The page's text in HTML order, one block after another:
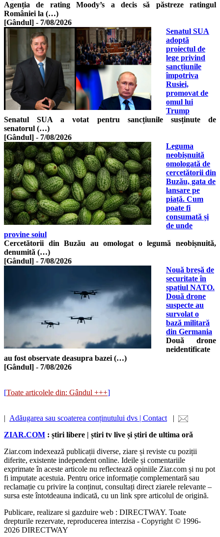
Agenția de rating Moody’s a decis să păstreze ratingul
României la (…)
[Gândul] - 7/08/2026
Senatul SUA
adoptă
proiectul de
lege privind
sancțiunile
împotriva
Rusiei,
promovat de
omul lui
Trump
Senatul SUA a votat pentru sancțiunile susținute de
senatorul (…)
[Gândul] - 7/08/2026
Leguma
neobișnuită
omologată de
cercetătorii din
Buzău, gata de
lansare pe
piață. Cum
poate fi
consumată și
de unde
provine soiul
Cercetătorii din Buzău au omologat o legumă neobișnuită,
denumită (…)
[Gândul] - 7/08/2026
Nouă breșă de
securitate în
spațiul NATO.
Două drone
suspecte au
survolat o
bază militară
din Germania
Două drone
neidentificate
au fost observate deasupra bazei (…)
[Gândul] - 7/08/2026
[Toate articolele din: Gândul +++]
| Adăugarea sau scoaterea conținutului dvs | Contact |
ZIAR.COM : știri libere | știri tv live și știri de ultima oră
Ziar.com indexează publicații diverse, ziare și reviste cu poziții
diferite, existente independent online. Ideile și comentariile
exprimate în aceste articole nu reflectează opiniile Ziar.com și nu pot
fi imputate acestuia. Pentru orice informație complementară sau
reclamație cu privire la conținut, consultați direct ziarele relevante –
sursa este întotdeauna indicată, cu un link spre articolul de origină.
Publicare, realizare si gazduire web : DIRECTWAY. Toate
drepturile rezervate, reproducerea interzisa - Copyright © 1996-
2026 DIRECTWAY